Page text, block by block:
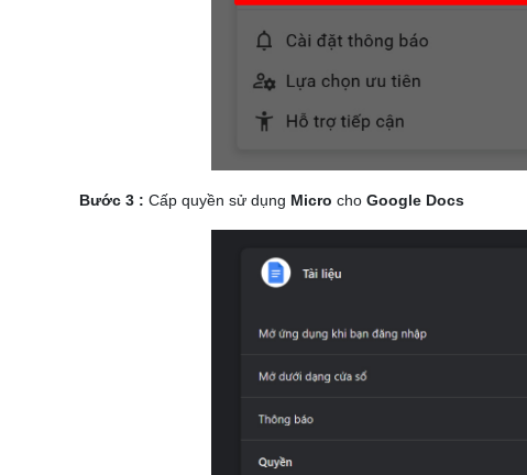
Bước 3 : Cấp quyền sử dụng Micro cho Google Docs